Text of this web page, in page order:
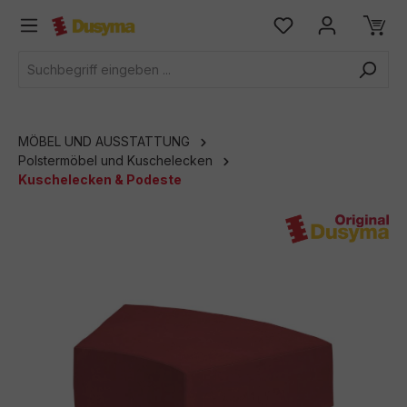
springen
MÖBEL UND AUSSTATTUNG
Polstermöbel und Kuschelecken
Kuschelecken & Podeste